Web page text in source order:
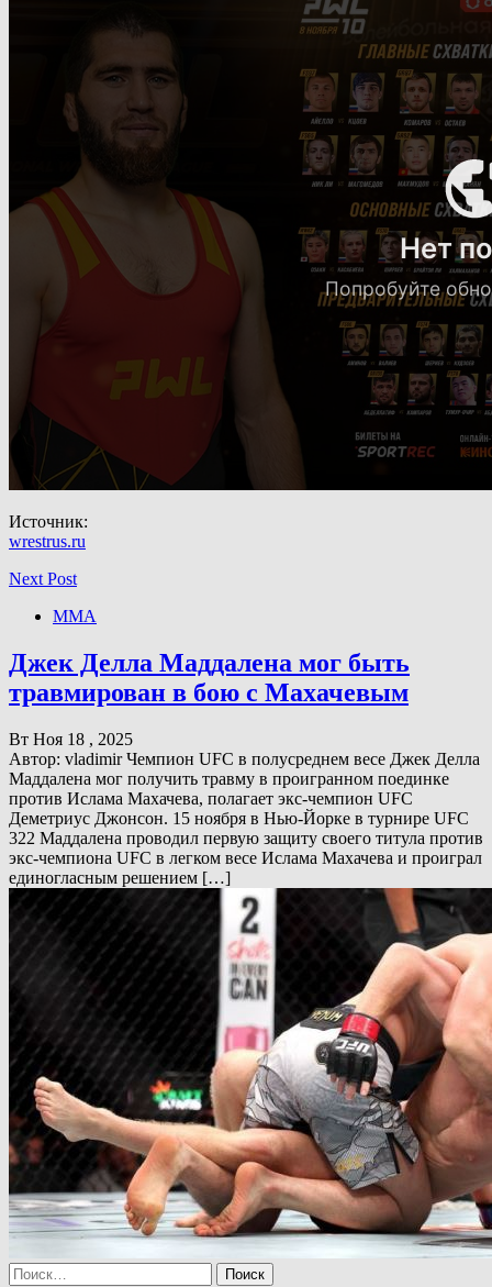
Источник:
wrestrus.ru
Next Post
ММА
Джек Делла Маддалена мог быть
травмирован в бою с Махачевым
Вт Ноя 18 , 2025
Автор: vladimir Чемпион UFC в полусреднем весе Джек Делла
Маддалена мог получить травму в проигранном поединке
против Ислама Махачева, полагает экс-чемпион UFC
Деметриус Джонсон. 15 ноября в Нью-Йорке в турнире UFC
322 Маддалена проводил первую защиту своего титула против
экс-чемпиона UFC в легком весе Ислама Махачева и проиграл
единогласным решением […]
Найти: